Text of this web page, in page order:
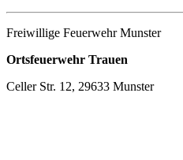
Freiwillige Feuerwehr Munster
Ortsfeuerwehr Trauen
Celler Str. 12, 29633 Munster